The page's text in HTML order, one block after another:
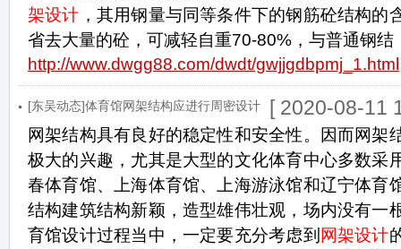
架设计 ，其用钢量与同等条件下的钢筋砼结构的
省去大量的砼，可减轻自重70-80%，与普通钢结
http://www.dwgg88.com/dwdt/gwjjgdbpmj_1.html
[东吴动态]体育馆网架结构应进行周密设计 [ 2020-08-11
网架结构具有良好的稳定性和安全性。因而网架
极大的兴趣，尤其是大型的文化体育中心多数采
春体育馆、上海体育馆、上海游泳馆和辽宁体育
结构建筑结构新颖，造型雄伟壮观，场内没有一
育馆设计过程当中，一定要充分考虑到 网架设计